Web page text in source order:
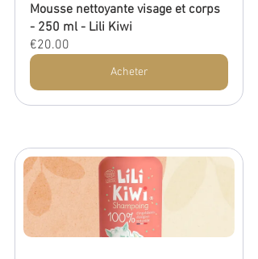
Mousse nettoyante visage et corps
- 250 ml - Lili Kiwi
€20.00
Acheter